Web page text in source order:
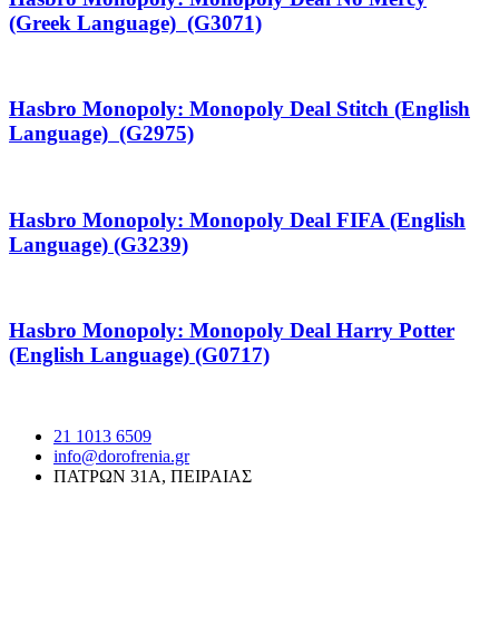
(Greek Language) (G3071)
Hasbro Monopoly: Monopoly Deal Stitch (English
Language) (G2975)
Hasbro Monopoly: Monopoly Deal FIFA (English
Language) (G3239)
Hasbro Monopoly: Monopoly Deal Harry Potter
(English Language) (G0717)
21 1013 6509
info@dorofrenia.gr
ΠΑΤΡΩΝ 31Α, ΠΕΙΡΑΙΑΣ